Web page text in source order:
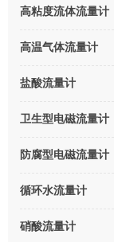
高粘度流体流量计
高温气体流量计
盐酸流量计
卫生型电磁流量计
防腐型电磁流量计
循环水流量计
硝酸流量计